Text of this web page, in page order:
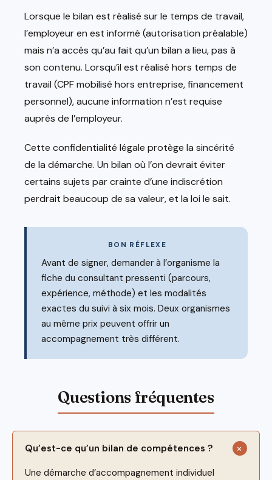
Lorsque le bilan est réalisé sur le temps de travail,
l’employeur en est informé (autorisation préalable)
mais n’a accès qu’au fait qu’un bilan a lieu, pas à
son contenu. Lorsqu’il est réalisé hors temps de
travail (CPF mobilisé hors entreprise, financement
personnel), aucune information n’est requise
auprès de l’employeur.
Cette confidentialité légale protège la sincérité
de la démarche. Un bilan où l’on devrait éviter
certains sujets par crainte d’une indiscrétion
perdrait beaucoup de sa valeur, et la loi le sait.
BON RÉFLEXE
Avant de signer, demander à l’organisme la
fiche du consultant pressenti (parcours,
expérience, méthode) et les modalités
exactes du suivi à six mois. Deux organismes
au même prix peuvent offrir un
accompagnement très différent.
Qu’est-ce qu’un bilan de compétences ?
Une démarche d’accompagnement individuel